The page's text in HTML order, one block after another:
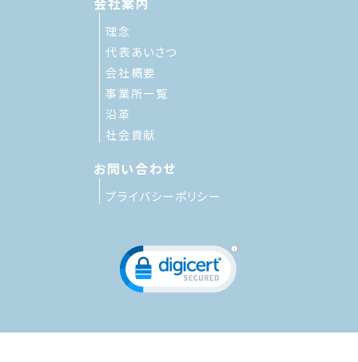
理念
代表あいさつ
会社概要
事業所一覧
沿革
社会貢献
お問い合わせ
プライバシーポリシー